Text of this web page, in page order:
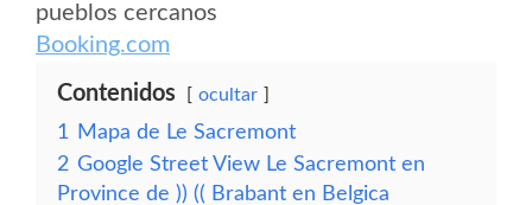
pueblos cercanos
Booking.com
Contenidos ocultar
1
Mapa de Le Sacremont
2 Google Street View Le Sacremont en
Province de )) (( Brabant en Belgica